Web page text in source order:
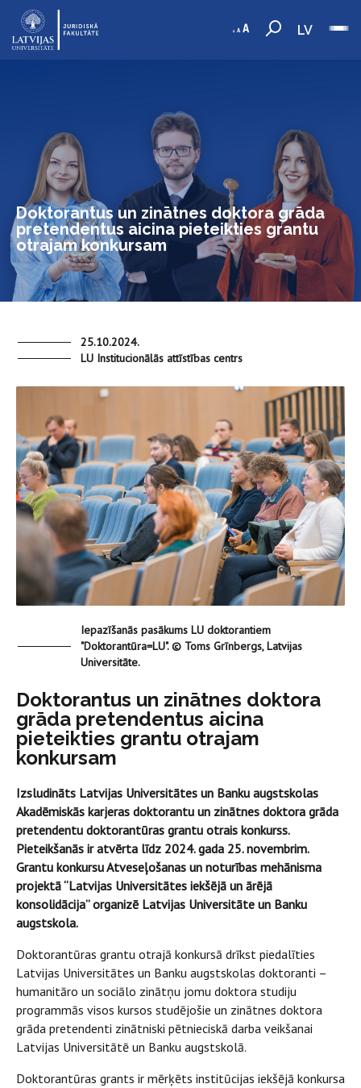
LV
Doktorantus un zinātnes doktora grāda
pretendentus aicina pieteikties grantu
otrajam konkursam
25.10.2024.
LU Institucionālās attīstības centrs
Iepazīšanās pasākums LU doktorantiem
"Doktorantūra=LU". © Toms Grīnbergs, Latvijas
Universitāte.
Doktorantus un zinātnes doktora
grāda pretendentus aicina
pieteikties grantu otrajam
konkursam
Izsludināts Latvijas Universitātes un Banku augstskolas
Akadēmiskās karjeras doktorantu un zinātnes doktora grāda
pretendentu doktorantūras grantu otrais konkurss.
Pieteikšanās ir atvērta līdz 2024. gada 25. novembrim.
Grantu konkursu Atveseļošanas un noturības mehānisma
projektā “Latvijas Universitātes iekšējā un ārējā
konsolidācija” organizē Latvijas Universitāte un Banku
augstskola.
Doktorantūras grantu otrajā konkursā drīkst piedalīties
Latvijas Universitātes un Banku augstskolas doktoranti –
humanitāro un sociālo zinātņu jomu doktora studiju
programmās visos kursos studējošie un zinātnes doktora
grāda pretendenti zinātniski pētnieciskā darba veikšanai
Latvijas Universitātē un Banku augstskolā.
Doktorantūras grants ir mērķēts institūcijas iekšējā konkursa